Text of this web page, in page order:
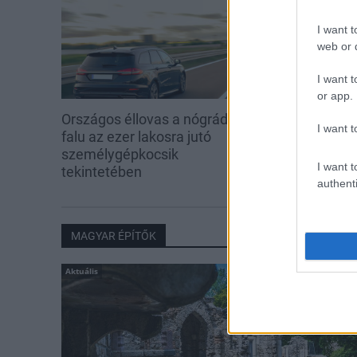
I want
web or
I want
or app.
I want
I want
Országos éllovas a nógrádi pici
falu az ezer lakosra jutó
személygépkocsik
tekintetében
is
MAGYAR ÉPÍTŐK
Aktuális